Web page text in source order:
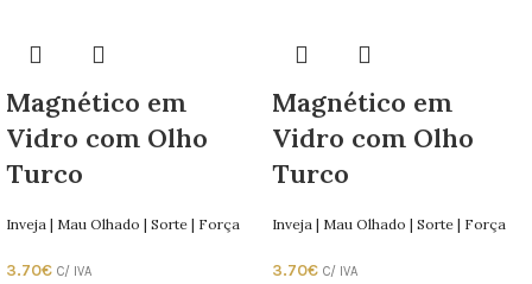
Magnético em
Vidro com Olho
Turco
Inveja | Mau Olhado | Sorte | Força
3.70€ C/ IVA
Magnético em
Vidro com Olho
Turco
Inveja | Mau Olhado | Sorte | Força
3.70€ C/ IVA